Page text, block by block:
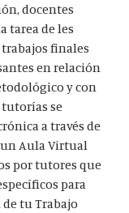
docentes
tarea de les
finales
en relación
y con
tutorías se
a través de
Aula Virtual
por tutores que
para
tu Trabajo